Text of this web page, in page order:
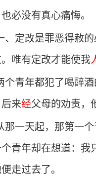
必没有真心痛悔。
、定改是罪恶得赦
唯有定改才能使我
个青年都犯了喝醉
来经父母的劝责，
那一天起，那第一
青年却在想道：我
走过去了。